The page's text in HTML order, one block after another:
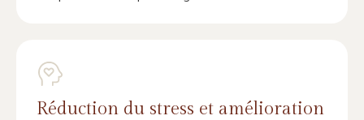
Réduction du stress et amélioration